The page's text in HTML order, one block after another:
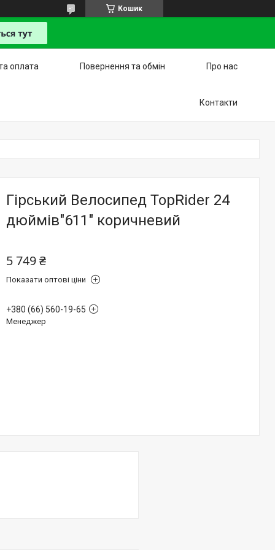
Кошик
оплата Повернення та обмін Про нас
Контакти
Гірський Велосипед TopRider 24
дюймів"611" коричневий
5 749 ₴
Показати оптові ціни
+380 (66) 560-19-65
Менеджер